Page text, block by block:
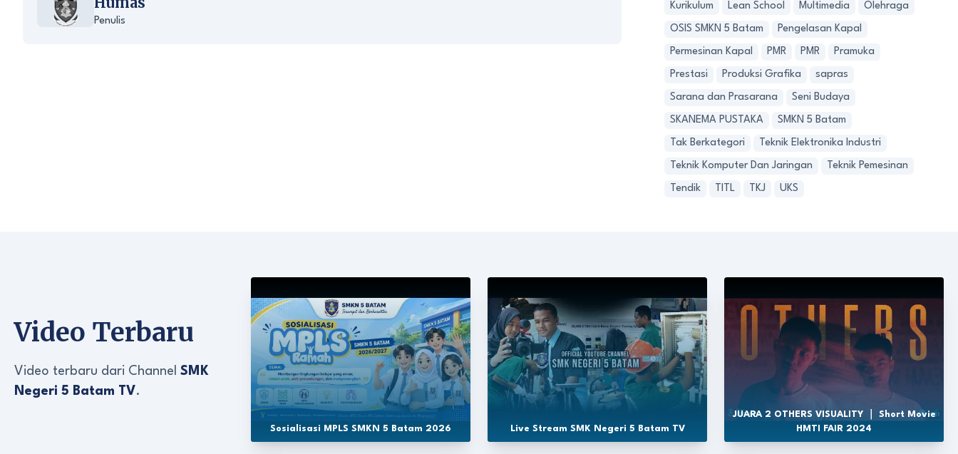
Penulis
Kurikulum Lean School Multimedia Olehraga
OSIS SMKN 5 Batam Pengelasan Kapal
Permesinan Kapal PMR PMR Pramuka
Prestasi Produksi Grafika sapras
Sarana dan Prasarana Seni Budaya
SKANEMA PUSTAKA SMKN 5 Batam
Tak Berkategori Teknik Elektronika Industri
Teknik Komputer Dan Jaringan Teknik Pemesinan
Tendik TITL TKJ UKS
Video Terbaru
Video terbaru dari Channel SMK
Negeri 5 Batam TV.
Sosialisasi MPLS SMKN 5 Batam 2026 Live Stream SMK Negeri 5 Batam TV
JUARA 2 OTHERS VISUALITY ｜ Short Movie
HMTI FAIR 2024